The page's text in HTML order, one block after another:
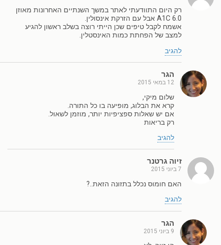
רק היום התוודעתי לאתר במשך השנתיים האחרונות מאוזן
A1C 6.0 אבל עם הזרקת אינסולין.
אשמח לקבל טיפים שכן הייתי רוצה בשלב ראשון להגיע
למצב של הפחתת כמות האינסטלין.
להגיב
הגר
12 במאי 2015
שלום מיקי,
קרא את הבלוג, מופיעה בו כל התורה.
אם יש שאלות ספציפיות יותר, מוזמן לשאול.
רק בריאות
להגיב
זיוה גרטנר
7 ביוני 2015
האם חומוס נכלל בתזונה הזאת..?
להגיב
הגר
9 ביוני 2015